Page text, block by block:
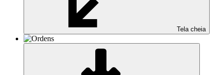
Tela cheia